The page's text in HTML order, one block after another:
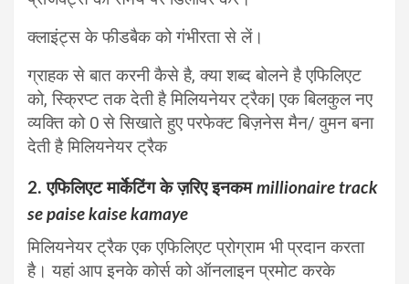
क्लाइंट्स के फीडबैक को गंभीरता से लें।
ग्राहक से बात करनी कैसे है, क्या शब्द बोलने है एफिलिएट
को, स्क्रिप्ट तक देती है मिलियनेयर ट्रैक| एक बिलकुल नए
व्यक्ति को 0 से सिखाते हुए परफेक्ट बिज़नेस मैन/ वुमन बना
देती है मिलियनेयर ट्रैक
2. एफिलिएट मार्केटिंग के ज़रिए इनकम millionaire track
se paise kaise kamaye
मिलियनेयर ट्रैक एक एफिलिएट प्रोग्राम भी प्रदान करता
है। यहां आप इनके कोर्स को ऑनलाइन प्रमोट करके